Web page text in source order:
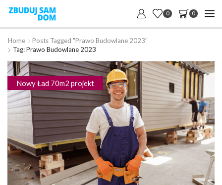
0 0
Home
Posts Tagged "prawo Budowlane 2023"
Tag: Prawo Budowlane 2023
Nowy Ład 70m2 projekt